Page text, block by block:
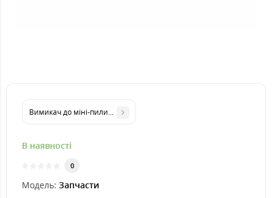
Вимикач до міні-пили KRAISSMANN 1522 AKS 20 MP
В наявності
0
Модель: Запчасти